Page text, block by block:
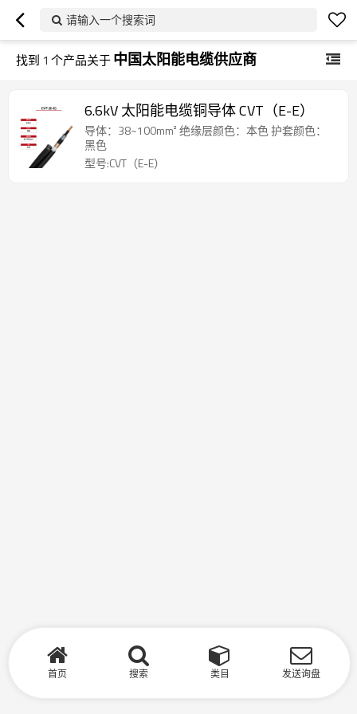
请输入一个搜索词
找到 1 个产品关于中国太阳能电缆供应商
6.6kV 太阳能电缆铜导体 CVT（E-E）
导体：38~100mm² 绝缘层颜色：本色 护套颜色：
黑色
型号:CVT（E-E）
首页 搜索 类目 发送询盘